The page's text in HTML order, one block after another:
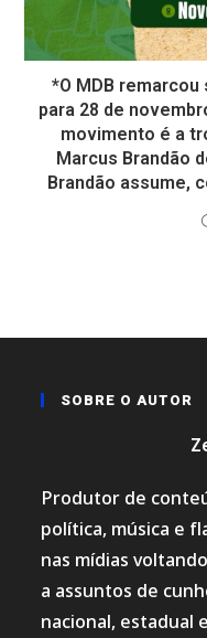
*O MDB
para 28 de
movimento é a
Marcus Brandão
Brandão assume,
SOBRE O AUTOR
Produtor de
política, música e
nas mídias
a assuntos de
nacional, estadual